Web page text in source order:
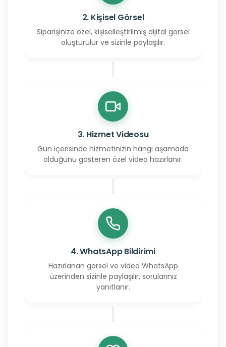
2. Kişisel Görsel
Siparişinize özel, kişiselleştirilmiş dijital görsel
oluşturulur ve sizinle paylaşılır.
3. Hizmet Videosu
Gün içerisinde hizmetinizin hangi aşamada
olduğunu gösteren özel video hazırlanır.
4. WhatsApp Bildirimi
Hazırlanan görsel ve video WhatsApp
üzerinden sizinle paylaşılır, sorularınız
yanıtlanır.